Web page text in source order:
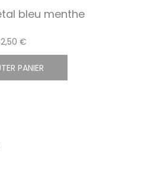
bleu menthe
€
PANIER